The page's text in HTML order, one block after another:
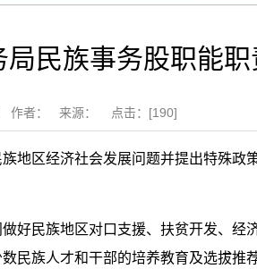
民族事务股职能职
作者： 来源： 点击：[190]
地区经济社会发展问题并提出特殊政
好民族地区对口支援、扶贫开发、经
民族人才和干部的培养教育及选拔推